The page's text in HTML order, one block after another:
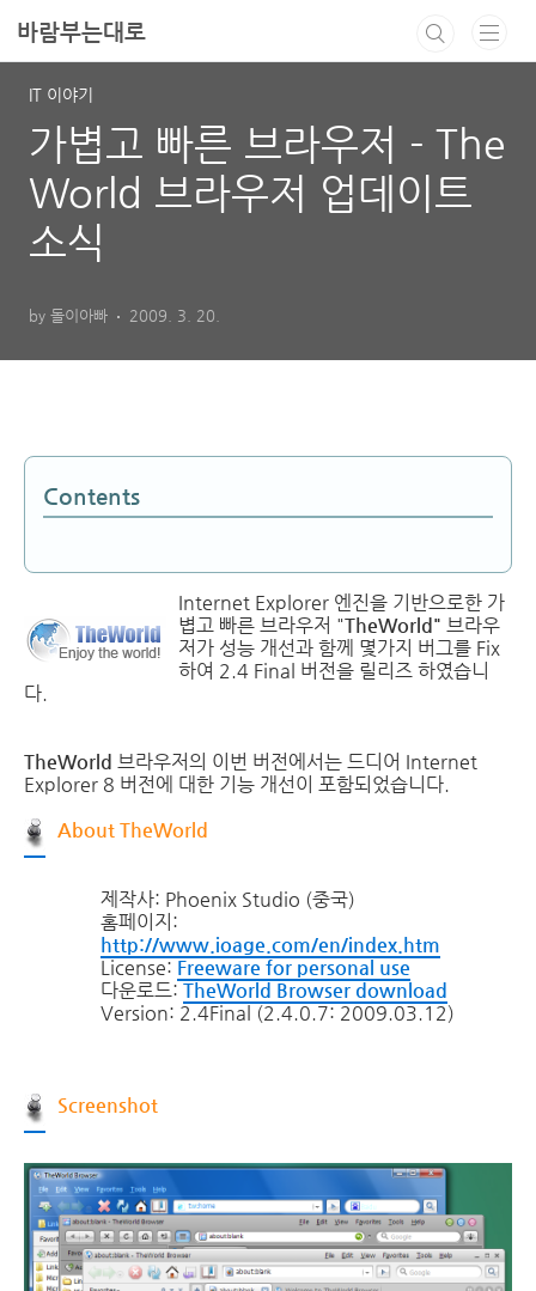
바람부는대로
IT 이야기
가볍고 빠른 브라우저 - The
World 브라우저 업데이트
소식
by 돌이아빠 2009. 3. 20.
Contents
Internet Explorer 엔진을 기반으로한 가
볍고 빠른 브라우저 "TheWorld" 브라우
저가 성능 개선과 함께 몇가지 버그를 Fix
하여 2.4 Final 버전을 릴리즈 하였습니
다.
TheWorld 브라우저의 이번 버전에서는 드디어 Internet
Explorer 8 버전에 대한 기능 개선이 포함되었습니다.
About TheWorld
제작사: Phoenix Studio (중국)
홈페이지:
http://www.ioage.com/en/index.htm
License: Freeware for personal use
다운로드: TheWorld Browser download
Version: 2.4Final (2.4.0.7: 2009.03.12)
Screenshot